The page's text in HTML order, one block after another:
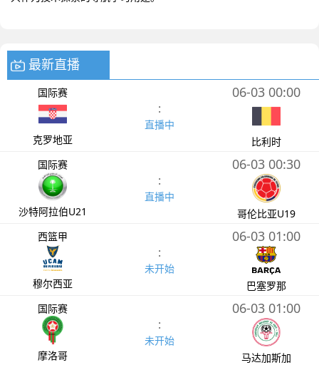
最新直播
国际赛
克罗地亚
:
直播中
06-03 00:00
比利时
国际赛
沙特阿拉伯U21
:
直播中
06-03 00:30
哥伦比亚U19
西篮甲
穆尔西亚
:
未开始
06-03 01:00
巴塞罗那
国际赛
摩洛哥
:
未开始
06-03 01:00
马达加斯加